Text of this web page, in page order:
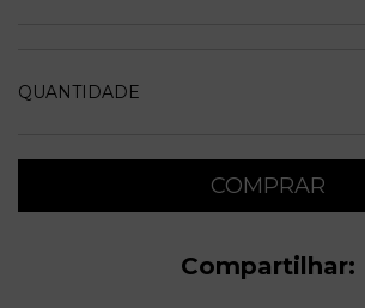
QUANTIDADE
Compartilhar: